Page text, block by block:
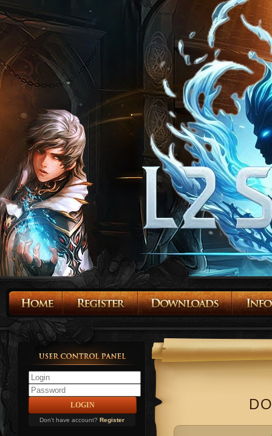
Don't have account? Register